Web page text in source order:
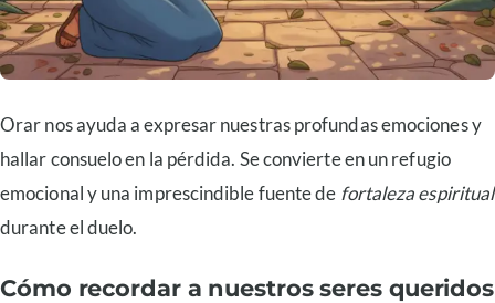
Orar nos ayuda a expresar nuestras profundas emociones y
hallar consuelo en la pérdida. Se convierte en un refugio
emocional y una imprescindible fuente de fortaleza espiritual
durante el duelo.
Cómo recordar a nuestros seres queridos